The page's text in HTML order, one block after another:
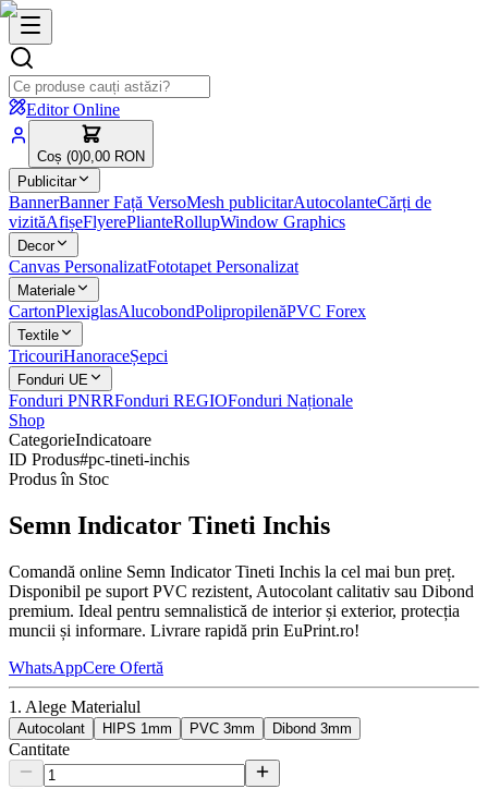
Editor Online
Coș (0)0,00 RON
Publicitar
BannerBanner Față VersoMesh publicitarAutocolanteCărți de
vizităAfișeFlyerePlianteRollupWindow Graphics
Decor
Canvas PersonalizatFototapet Personalizat
Materiale
CartonPlexiglasAlucobondPolipropilenăPVC Forex
Textile
TricouriHanoraceȘepci
Fonduri UE
Fonduri PNRRFonduri REGIOFonduri Naționale
Shop
CategorieIndicatoare
ID Produs#pc-tineti-inchis
Produs în Stoc
Semn Indicator Tineti Inchis
Comandă online Semn Indicator Tineti Inchis la cel mai bun preț.
Disponibil pe suport PVC rezistent, Autocolant calitativ sau Dibond
premium. Ideal pentru semnalistică de interior și exterior, protecția
muncii și informare. Livrare rapidă prin EuPrint.ro!
WhatsAppCere Ofertă
1. Alege Materialul
Autocolant HIPS 1mm PVC 3mm Dibond 3mm
Cantitate